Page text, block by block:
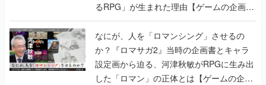
るRPG」が生まれた理由【ゲームの企画
書】
なにが、人を「ロマンシング」させるの
か？『ロマサガ2』当時の企画書とキャラ
設定画から迫る、河津秋敏がRPGに生み出
した「ロマン」の正体とは【ゲームの企画